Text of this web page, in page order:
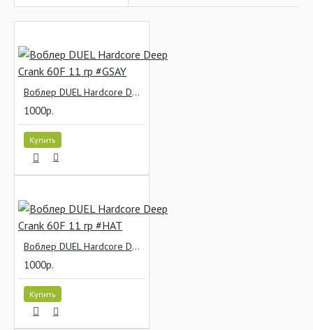
Воблер DUEL Hardcore Deep Crank 60F 11 гр #GSAY
1000р.
Купить
Воблер DUEL Hardcore Deep Crank 60F 11 гр #HAT
1000р.
Купить